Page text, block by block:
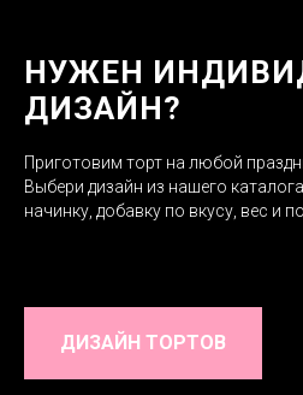
НУЖЕН
ДИЗАЙН?
Приготовим торт на любой
Выбери дизайн из нашего
начинку, добавку по вкусу, вес и
ДИЗАЙН ТОРТОВ